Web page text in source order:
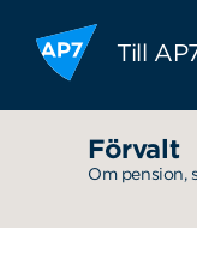
Hoppa till
Till
Förvalt
Om pension,